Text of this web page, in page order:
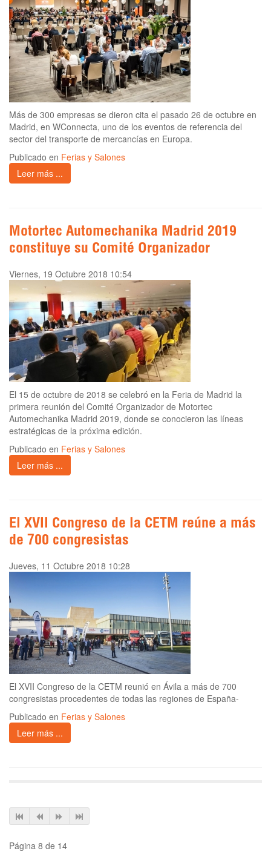
Más de 300 empresas se dieron cita el pasado 26 de octubre en
Madrid, en WConnecta, uno de los eventos de referencia del
sector del transporte de mercancías en Europa.
Publicado en Ferias y Salones
Leer más ...
Motortec Automechanika Madrid 2019
constituye su Comité Organizador
Viernes, 19 Octubre 2018 10:54
El 15 de octubre de 2018 se celebró en la Feria de Madrid la
primera reunión del Comité Organizador de Motortec
Automechanika Madrid 2019, donde se conocieron las líneas
estratégicas de la próxima edición.
Publicado en Ferias y Salones
Leer más ...
El XVII Congreso de la CETM reúne a más
de 700 congresistas
Jueves, 11 Octubre 2018 10:28
El XVII Congreso de la CETM reunió en Ávila a más de 700
congresistas procedentes de todas las regiones de España-
Publicado en Ferias y Salones
Leer más ...
Página 8 de 14